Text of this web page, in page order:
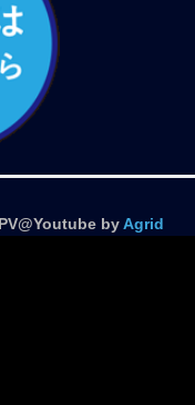
by Agrid